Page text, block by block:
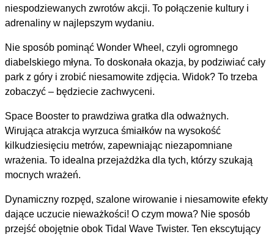
niespodziewanych zwrotów akcji. To połączenie kultury i
adrenaliny w najlepszym wydaniu.
Nie sposób pominąć Wonder Wheel, czyli ogromnego
diabelskiego młyna. To doskonała okazja, by podziwiać cały
park z góry i zrobić niesamowite zdjęcia. Widok? To trzeba
zobaczyć – będziecie zachwyceni.
Space Booster to prawdziwa gratka dla odważnych.
Wirująca atrakcja wyrzuca śmiałków na wysokość
kilkudziesięciu metrów, zapewniając niezapomniane
wrażenia. To idealna przejażdżka dla tych, którzy szukają
mocnych wrażeń.
Dynamiczny rozpęd, szalone wirowanie i niesamowite efekty
dające uczucie nieważkości! O czym mowa? Nie sposób
przejść obojętnie obok Tidal Wave Twister. Ten ekscytujący